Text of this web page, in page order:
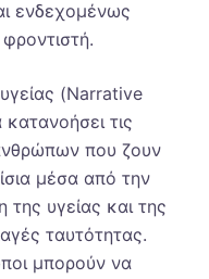
ενδεχομένως
(Narrative
τις
που ζουν
μέσα από την
της υγείας και της
ταυτότητας.
μπορούν να